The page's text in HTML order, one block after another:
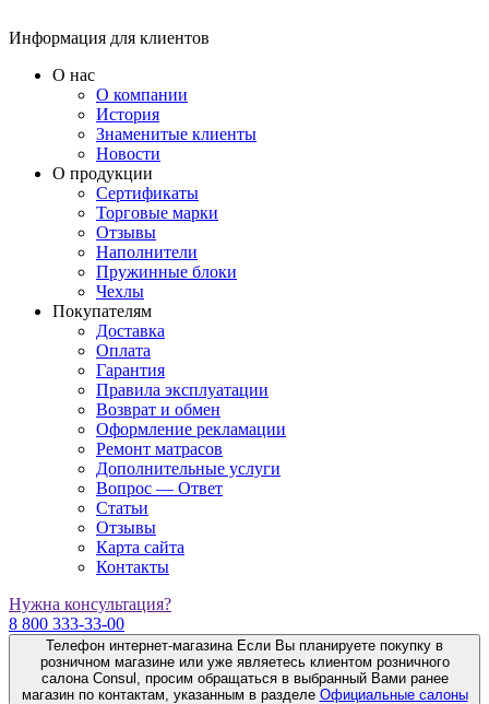
Информация для клиентов
О нас
О компании
История
Знаменитые клиенты
Новости
О продукции
Сертификаты
Торговые марки
Отзывы
Наполнители
Пружинные блоки
Чехлы
Покупателям
Доставка
Оплата
Гарантия
Правила эксплуатации
Возврат и обмен
Оформление рекламации
Ремонт матрасов
Дополнительные услуги
Вопрос — Ответ
Статьи
Отзывы
Карта сайта
Контакты
Нужна консультация?
8 800 333-33-00
Телефон интернет-магазина Если Вы планируете покупку в
розничном магазине или уже являетесь клиентом розничного
салона Consul, просим обращаться в выбранный Вами ранее
магазин по контактам, указанным в разделе Официальные салоны